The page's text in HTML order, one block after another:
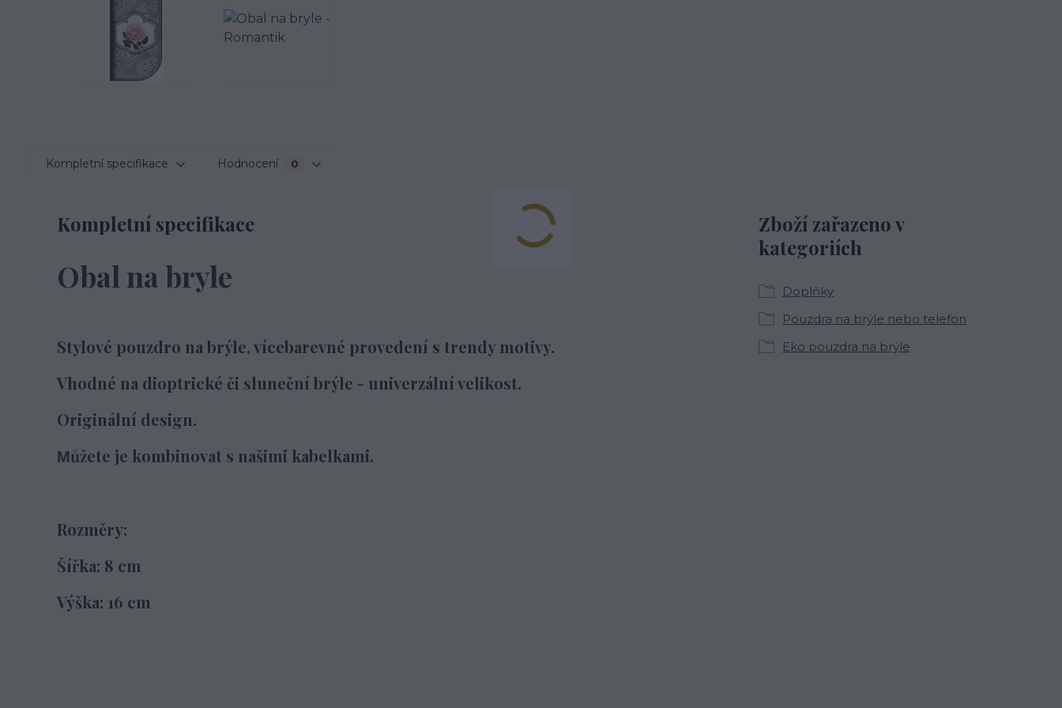
Kompletní specifikace Hodnocení 0
Kompletní specifikace
Obal na bryle
Stylové pouzdro na brýle, vícebarevné provedení s trendy motivy.
Vhodné na dioptrické či sluneční brýle - univerzální velikost.
Originální design.
Můžete je kombinovat s našimi kabelkami.
Rozměry:
Šířka: 8 cm
Výška: 16 cm
Zboží zařazeno v
kategoriích
Doplňky
Pouzdra na brýle nebo telefon
Eko pouzdra na brýle